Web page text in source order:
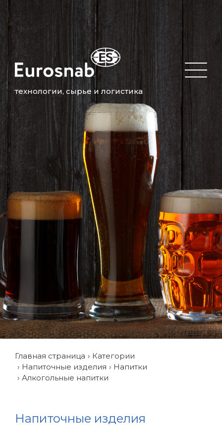
технологии, сырье и логистика
Главная страница
Категории
Напиточные изделия
Напитки
Алкогольные напитки
Напиточные изделия